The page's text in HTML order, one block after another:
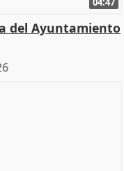
del Ayuntamiento